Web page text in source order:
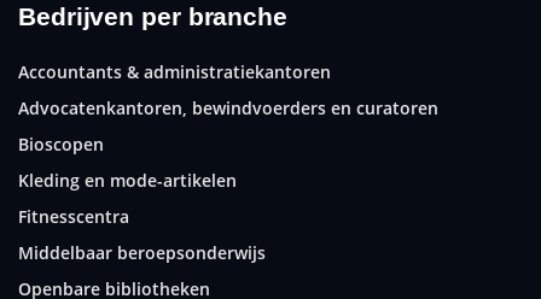
Bedrijven per branche
Accountants & administratiekantoren
Advocatenkantoren, bewindvoerders en curatoren
Bioscopen
Kleding en mode-artikelen
Fitnesscentra
Middelbaar beroepsonderwijs
Openbare bibliotheken